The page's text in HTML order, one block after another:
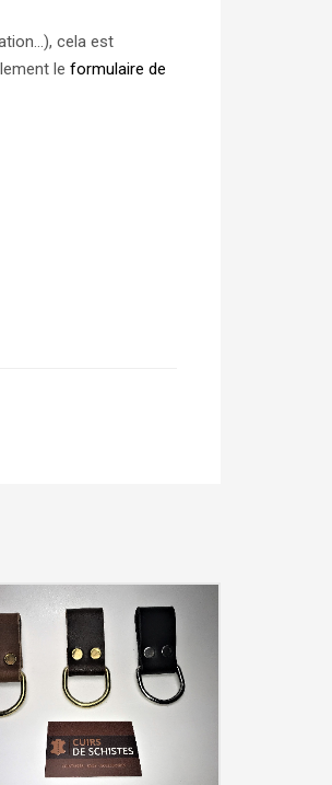
cela est
le formulaire de